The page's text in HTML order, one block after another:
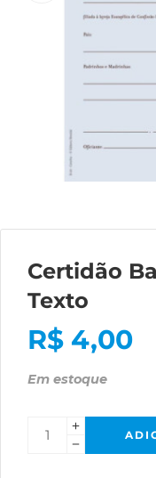
Certidão
Texto
R$ 4,00
Em estoque